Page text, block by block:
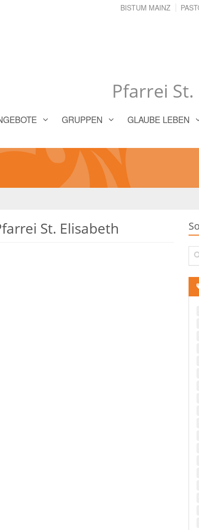
Pfarrei
BISTUM MAINZ
GRUPPEN GLAUBE LEBEN
St. Elisabeth